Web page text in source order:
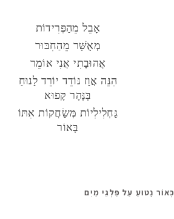
אָבֵל מֵהַפְּרִידוֹת
מְאֻשָּׁר מֵהַחִבּוּר
אֲהוּבָתִי אֲנִי אוֹמֵר
הִנֵּה אֲוָז נּוֹדֵד יוֹרֵד לָנוּחַ
בְּנָּהָר קָּפוּא
גַּחְלִילִיוֹת מְּשַׂחֲקוֹת אִתּוֹ
בָּאוֹר
כְּאוֹר נָטוּעַ עַל פַּלְגֵי מַיִם